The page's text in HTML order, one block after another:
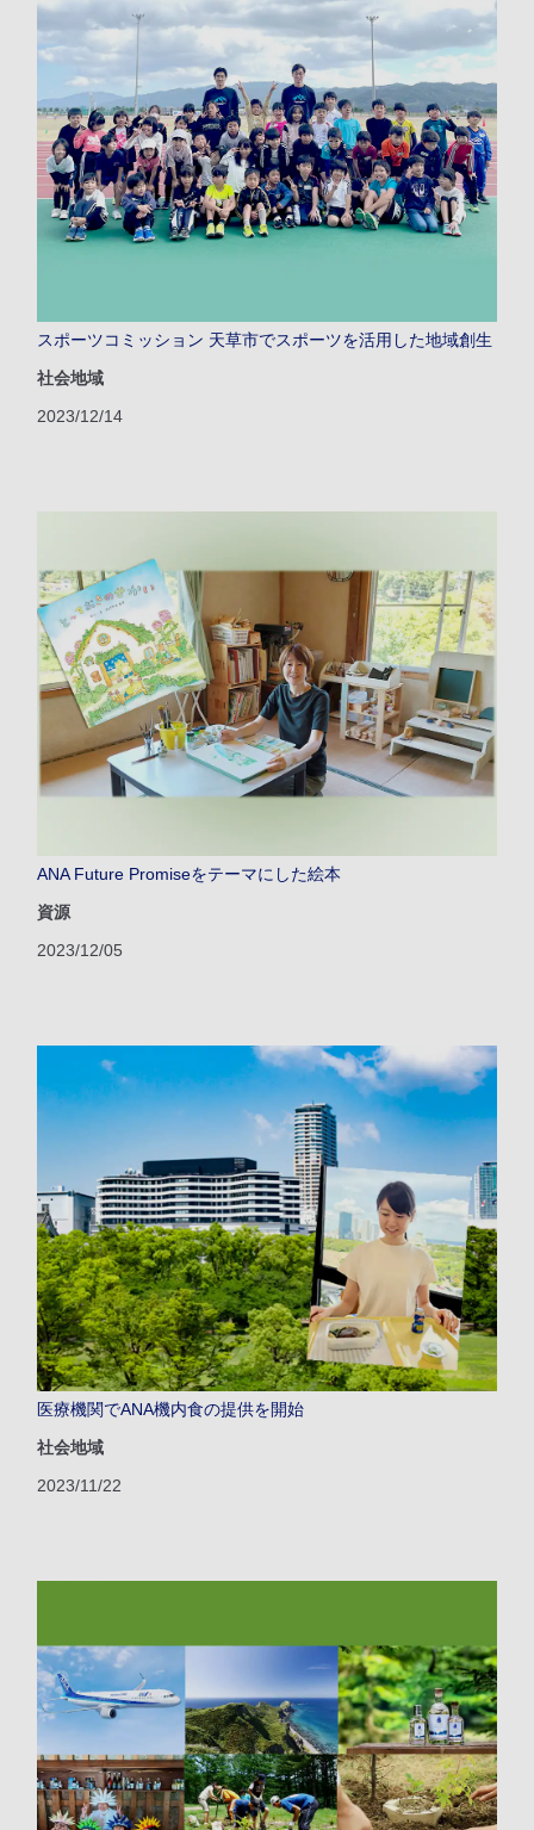
スポーツコミッション 天草市でスポーツを活用した地域創生
社会地域
2023/12/14
ANA Future Promiseをテーマにした絵本
資源
2023/12/05
医療機関でANA機内食の提供を開始
社会地域
2023/11/22